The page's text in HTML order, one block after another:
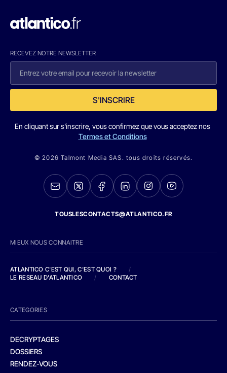
RECEVEZ NOTRE NEWSLETTER
S'INSCRIRE
En cliquant sur s'inscrire, vous confirmez que vous acceptez nos
Termes et Conditions
© 2026 Talmont Media SAS. tous droits réservés.
TOUSLESCONTACTS@ATLANTICO.FR
MIEUX NOUS CONNAITRE
ATLANTICO C'EST QUI, C'EST QUOI ?
/
LE RESEAU D'ATLANTICO
/ CONTACT
CATEGORIES
DECRYPTAGES
DOSSIERS
RENDEZ-VOUS